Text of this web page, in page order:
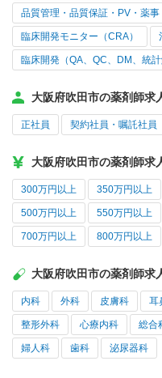
品質管理・品質保証・PV・薬事
臨床開発モニター（CRA）
臨床開発（QA、QC、DM、統計
大阪府吹田市の薬剤師求
正社員 契約社員・嘱託社員
大阪府吹田市の薬剤師求
300万円以上 350万円以上
500万円以上 550万円以上
700万円以上 800万円以上
大阪府吹田市の薬剤師求
内科 外科 皮膚科 耳
整形外科 心療内科 総合
婦人科 歯科 泌尿器科